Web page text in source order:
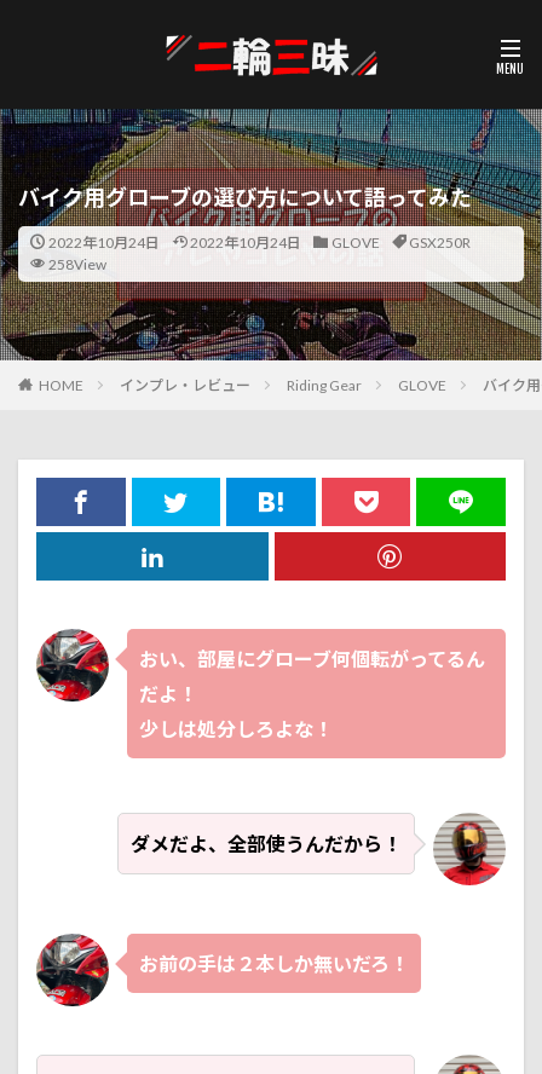
バイク用グローブの選び方について語ってみた
2022年10月24日 2022年10月24日 GLOVE
GSX250R
258View
HOME インプレ・レビュー Riding Gear GLOVE バイク
おい、部屋にグローブ何個転がってるん
だよ！
少しは処分しろよな！
ダメだよ、全部使うんだから！
お前の手は２本しか無いだろ！